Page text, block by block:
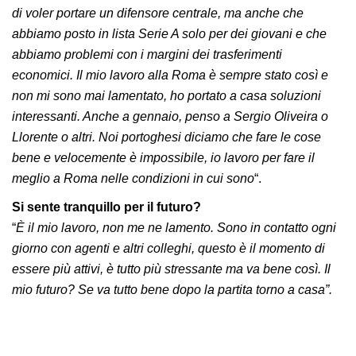
di voler portare un difensore centrale, ma anche che
abbiamo posto in lista Serie A solo per dei giovani e che
abbiamo problemi con i margini dei trasferimenti
economici. Il mio lavoro alla Roma è sempre stato così e
non mi sono mai lamentato, ho portato a casa soluzioni
interessanti. Anche a gennaio, penso a Sergio Oliveira o
Llorente o altri. Noi portoghesi diciamo che fare le cose
bene e velocemente è impossibile, io lavoro per fare il
meglio a Roma nelle condizioni in cui sono“.
Si sente tranquillo per il futuro?
“È il mio lavoro, non me ne lamento. Sono in contatto ogni
giorno con agenti e altri colleghi, questo è il momento di
essere più attivi, è tutto più stressante ma va bene così. Il
mio futuro? Se va tutto bene dopo la partita torno a casa”.